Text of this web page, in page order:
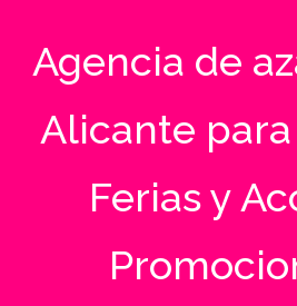
Agencia de
Alicante para
Ferias y